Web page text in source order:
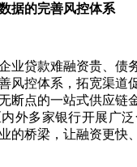
的完善风控体系
贷款难融资贵、债务
风控体系，拓宽渠道
断点的一站式供应链
外多家银行开展广
的桥梁，让融资更快